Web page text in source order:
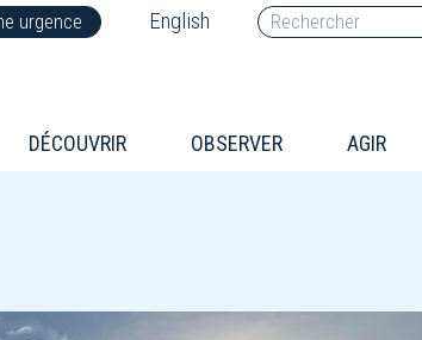
urgence English
DÉCOUVRIR OBSERVER AGIR